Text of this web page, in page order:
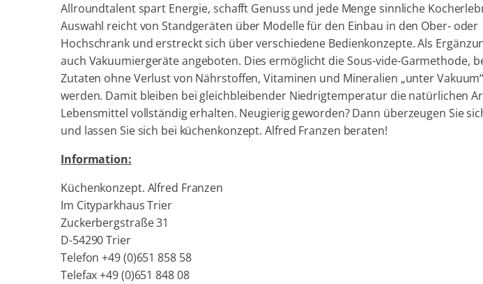
Allroundtalent spart Energie, schafft Genuss und jede Menge sinnliche
Auswahl reicht von Standgeräten über Modelle für den Einbau in den Ober- oder
Hochschrank und erstreckt sich über verschiedene Bedienkonzepte. Als
auch Vakuumiergeräte angeboten. Dies ermöglicht die Sous-vide-Garmethode,
Zutaten ohne Verlust von Nährstoffen, Vitaminen und Mineralien „unter
werden. Damit bleiben bei gleichbleibender Niedrigtemperatur die natürlichen
Lebensmittel vollständig erhalten. Neugierig geworden? Dann überzeugen Sie
und lassen Sie sich bei küchenkonzept. Alfred Franzen beraten!
Information:
Küchenkonzept. Alfred Franzen
Im Cityparkhaus Trier
Zuckerbergstraße 31
D-54290 Trier
Telefon +49 (0)651 858 58
Telefax +49 (0)651 848 08